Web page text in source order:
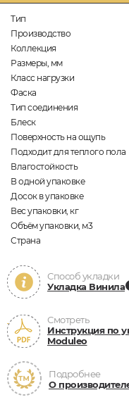
Тип
Производство
Коллекция
Размеры, мм
Класс нагрузки
Фаска
Тип соединения
Блеск
Поверхность на ощупь
Подходит для теплого пола
Влагостойкость
В одной упаковке
Досок в упаковке
Вес упаковки, кг
Объём упаковки, м3
Страна
Способ укладки
Укладка Винила
Смотреть
Инструкция по
Moduleo
Подробнее
О